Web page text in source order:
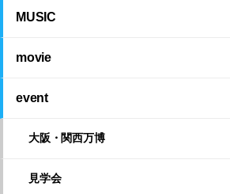
MUSIC
movie
event
大阪・関西万博
見学会